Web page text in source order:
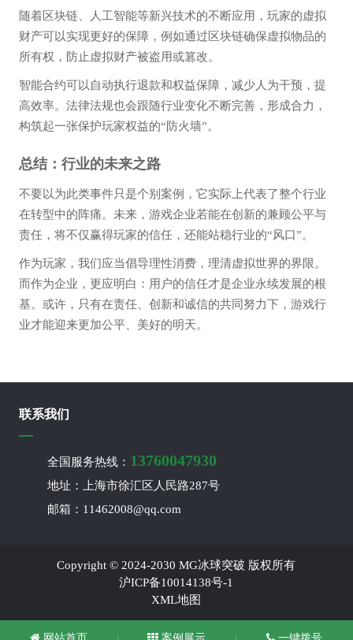
随着区块链、人工智能等新兴技术的不断应用，玩家的虚拟
财产可以实现更好的保障，例如通过区块链确保虚拟物品的
所有权，防止虚拟财产被盗用或篡改。
智能合约可以自动执行退款和权益保障，减少人为干预，提
高效率。法律法规也会跟随行业变化不断完善，形成合力，
构筑起一张保护玩家权益的“防火墙”。
总结：行业的未来之路
不要以为此类事件只是个别案例，它实际上代表了整个行业
在转型中的阵痛。未来，游戏企业若能在创新的兼顾公平与
责任，将不仅赢得玩家的信任，还能站稳行业的“风口”。
作为玩家，我们应当倡导理性消费，理清虚拟世界的界限。
而作为企业，更应明白：用户的信任才是企业永续发展的根
基。或许，只有在责任、创新和诚信的共同努力下，游戏行
业才能迎来更加公平、美好的明天。
联系我们
全国服务热线： 13760047930
地址：上海市徐汇区人民路287号
邮箱：11462008@qq.com
Copyright © 2024-2030 MG冰球突破 版权所有
沪ICP备10014138号-1
XML地图